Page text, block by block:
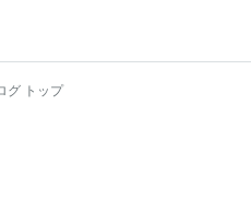
グ トップ